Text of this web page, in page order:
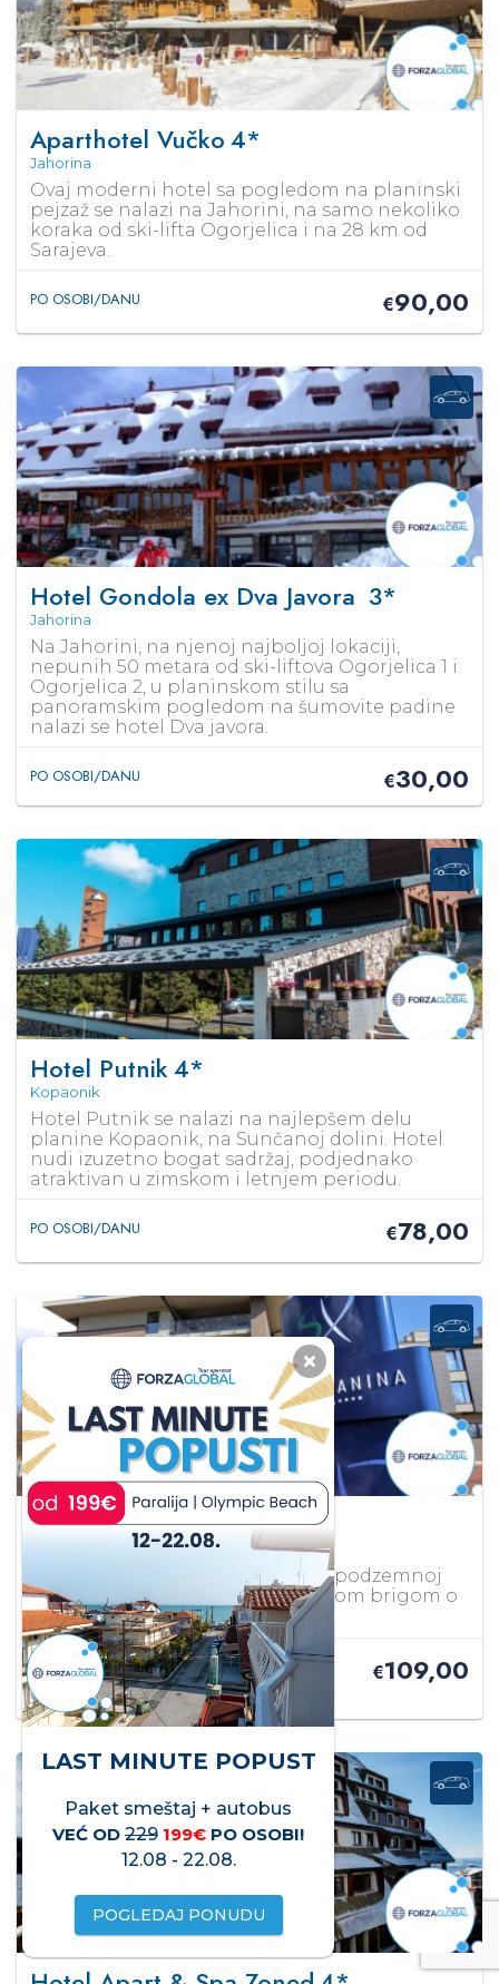
Aparthotel Vučko4*
Jahorina
Ovaj moderni hotel sa pogledom na planinski
pejzaž se nalazi na Jahorini, na samo nekoliko
koraka od ski-lifta Ogorjelica i na 28 km od
Sarajeva.
PO OSOBI/DANU €90,00
Hotel Gondola ex Dva Javora 3*
Jahorina
Na Jahorini, na njenoj najboljoj lokaciji,
nepunih 50 metara od ski-liftova Ogorjelica 1 i
Ogorjelica 2, u planinskom stilu sa
panoramskim pogledom na šumovite padine
nalazi se hotel Dva javora.
PO OSOBI/DANU €30,00
Hotel Putnik4*
Kopaonik
Hotel Putnik se nalazi na najlepšem delu
planine Kopaonik, na Sunčanoj dolini. Hotel
nudi izuzetno bogat sadržaj, podjednako
atraktivan u zimskom i letnjem periodu.
PO OSOBI/DANU €78,00
Hotel Stara Planina4*
Wellness i Spa centar. Parking u podzemnoj
garaži. Igraonica sa profesionalnom brigom o
deci od 3-12 godina.
PO OSOBI/DANU €109,00
LAST MINUTE POPUST
Paket smeštaj + autobus
VEĆ OD 229 199€ PO OSOBI!
12.08 - 22.08.
POGLEDAJ PONUDU